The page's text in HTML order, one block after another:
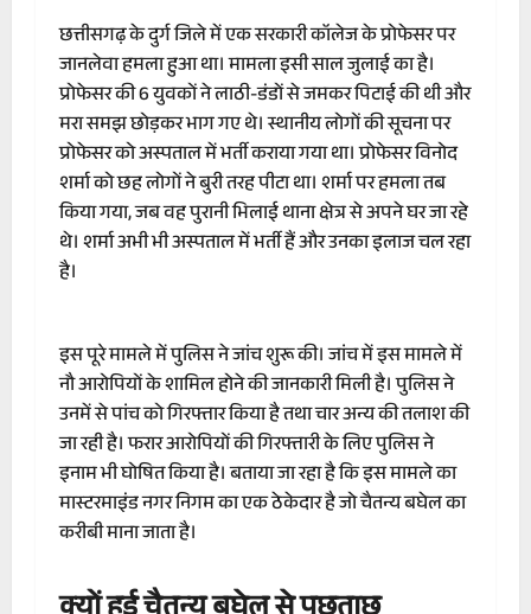
छत्तीसगढ़ के दुर्ग जिले में एक सरकारी कॉलेज के प्रोफेसर पर
जानलेवा हमला हुआ था। मामला इसी साल जुलाई का है।
प्रोफेसर की 6 युवकों ने लाठी-डंडों से जमकर पिटाई की थी और
मरा समझ छोड़कर भाग गए थे। स्थानीय लोगों की सूचना पर
प्रोफेसर को अस्पताल में भर्ती कराया गया था। प्रोफेसर विनोद
शर्मा को छह लोगों ने बुरी तरह पीटा था। शर्मा पर हमला तब
किया गया, जब वह पुरानी भिलाई थाना क्षेत्र से अपने घर जा रहे
थे। शर्मा अभी भी अस्पताल में भर्ती हैं और उनका इलाज चल रहा
है।
इस पूरे मामले में पुलिस ने जांच शुरू की। जांच में इस मामले में
नौ आरोपियों के शामिल होने की जानकारी मिली है। पुलिस ने
उनमें से पांच को गिरफ्तार किया है तथा चार अन्य की तलाश की
जा रही है। फरार आरोपियों की गिरफ्तारी के लिए पुलिस ने
इनाम भी घोषित किया है। बताया जा रहा है कि इस मामले का
मास्टरमाइंड नगर निगम का एक ठेकेदार है जो चैतन्य बघेल का
करीबी माना जाता है।